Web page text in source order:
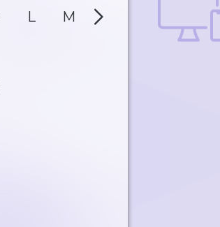
L M N